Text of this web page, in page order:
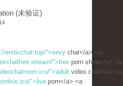
(未验证)
eroticchat.top/">sexy chat</a> <a
">free porn show</a> <a
">adult video chat</a> <a
">live porn</a> <a